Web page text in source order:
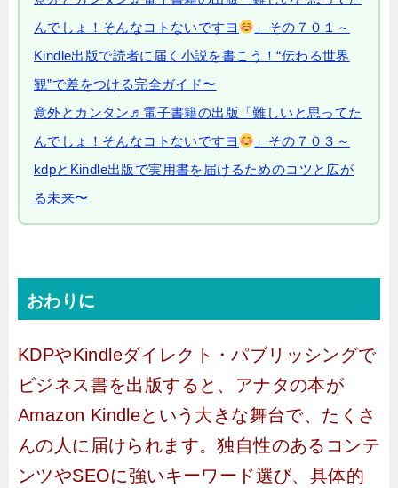
んでしょ！そんなコトないですヨ
」その７０１～
Kindle出版で読者に届く小説を書こう！“伝わる世界
観”で差をつける完全ガイド〜
意外とカンタン♬電子書籍の出版「難しいと思ってた
んでしょ！そんなコトないですヨ
」その７０３～
kdpとKindle出版で実用書を届けるためのコツと広が
る未来〜
おわりに
KDPやKindleダイレクト・パブリッシングで
ビジネス書を出版すると、アナタの本が
Amazon Kindleという大きな舞台で、たくさ
んの人に届けられます。独自性のあるコンテ
ンツやSEOに強いキーワード選び、具体的